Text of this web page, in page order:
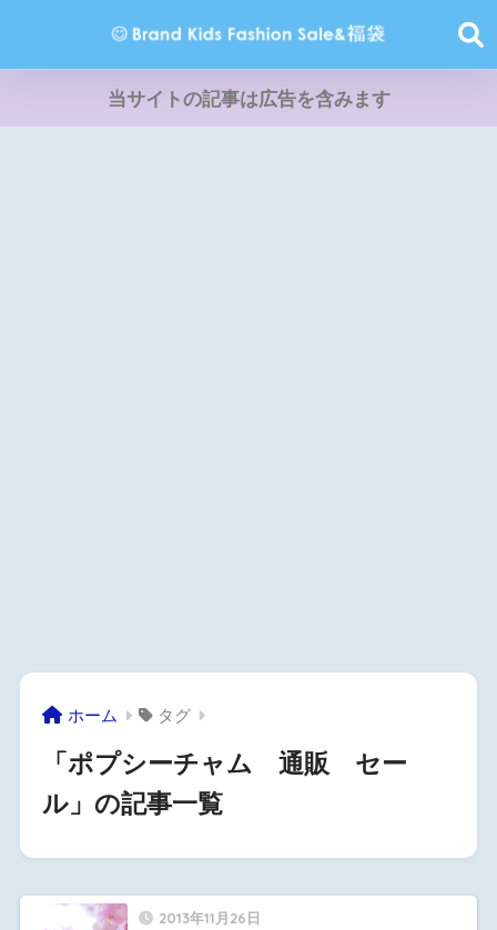
当サイトの記事は広告を含みます
ホーム タグ
「ポプシーチャム 通販 セー
ル」の記事一覧
2013年11月26日